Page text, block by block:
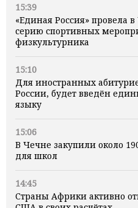
15:39
«Единая Россия» провела
серию спортивных
физкультурника
15:10
Для иностранных
России, будет введён
языку
15:06
В Чечне закупили около
для школ
14:45
Страны Африки активно